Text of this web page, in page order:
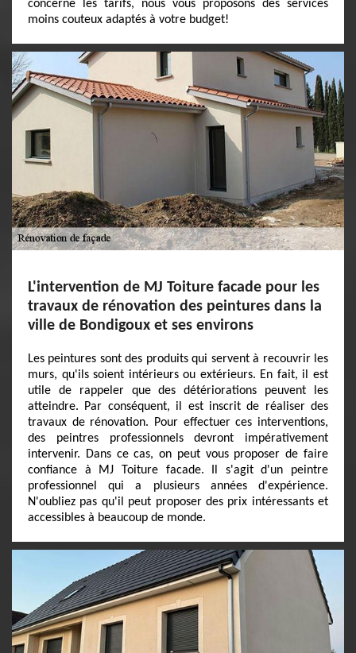
concerne les tarifs, nous vous proposons des services
moins couteux adaptés à votre budget!
L'intervention de MJ Toiture facade pour les
travaux de rénovation des peintures dans la
ville de Bondigoux et ses environs
Les peintures sont des produits qui servent à recouvrir les
murs, qu'ils soient intérieurs ou extérieurs. En fait, il est
utile de rappeler que des détériorations peuvent les
atteindre. Par conséquent, il est inscrit de réaliser des
travaux de rénovation. Pour effectuer ces interventions,
des peintres professionnels devront impérativement
intervenir. Dans ce cas, on peut vous proposer de faire
confiance à MJ Toiture facade. Il s'agit d'un peintre
professionnel qui a plusieurs années d'expérience.
N'oubliez pas qu'il peut proposer des prix intéressants et
accessibles à beaucoup de monde.